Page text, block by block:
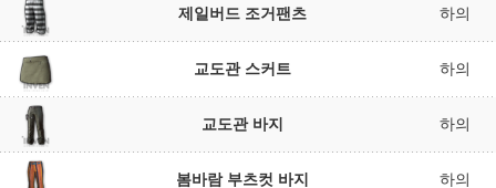
제일버드 조거팬츠 하의
교도관 스커트 하의
교도관 바지 하의
봄바람 부츠컷 바지 하의